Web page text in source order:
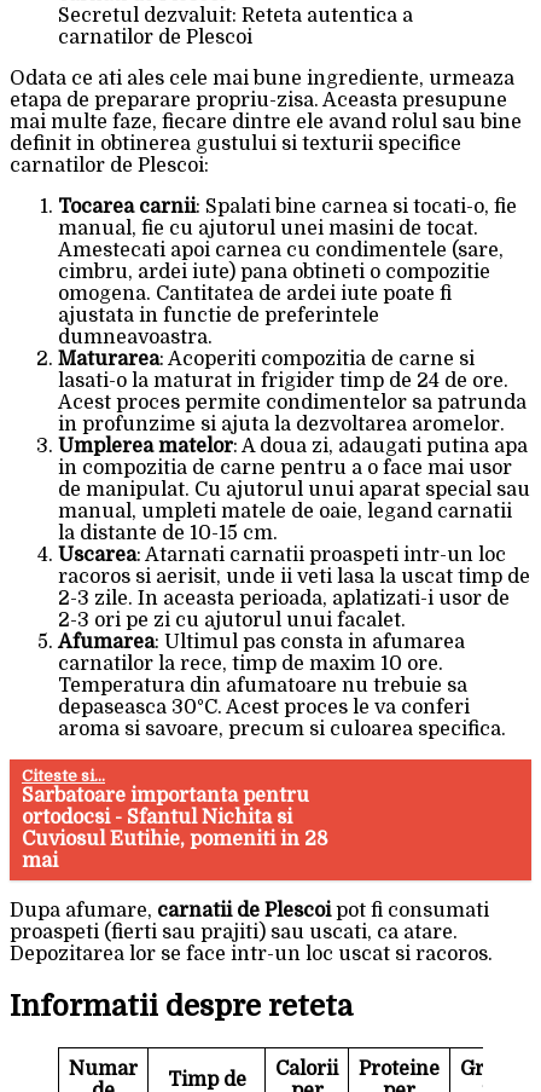
Secretul dezvaluit: Reteta autentica a
carnatilor de Plescoi
Odata ce ati ales cele mai bune ingrediente, urmeaza
etapa de preparare propriu-zisa. Aceasta presupune
mai multe faze, fiecare dintre ele avand rolul sau bine
definit in obtinerea gustului si texturii specifice
carnatilor de Plescoi:
Tocarea carnii: Spalati bine carnea si tocati-o, fie
manual, fie cu ajutorul unei masini de tocat.
Amestecati apoi carnea cu condimentele (sare,
cimbru, ardei iute) pana obtineti o compozitie
omogena. Cantitatea de ardei iute poate fi
ajustata in functie de preferintele
dumneavoastra.
Maturarea: Acoperiti compozitia de carne si
lasati-o la maturat in frigider timp de 24 de ore.
Acest proces permite condimentelor sa patrunda
in profunzime si ajuta la dezvoltarea aromelor.
Umplerea matelor: A doua zi, adaugati putina apa
in compozitia de carne pentru a o face mai usor
de manipulat. Cu ajutorul unui aparat special sau
manual, umpleti matele de oaie, legand carnatii
la distante de 10-15 cm.
Uscarea: Atarnati carnatii proaspeti intr-un loc
racoros si aerisit, unde ii veti lasa la uscat timp de
2-3 zile. In aceasta perioada, aplatizati-i usor de
2-3 ori pe zi cu ajutorul unui facalet.
Afumarea: Ultimul pas consta in afumarea
carnatilor la rece, timp de maxim 10 ore.
Temperatura din afumatoare nu trebuie sa
depaseasca 30°C. Acest proces le va conferi
aroma si savoare, precum si culoarea specifica.
Citeste si...
Sarbatoare importanta pentru
ortodocsi - Sfantul Nichita si
Cuviosul Eutihie, pomeniti in 28
mai
Dupa afumare, carnatii de Plescoipot fi consumati
proaspeti (fierti sau prajiti) sau uscati, ca atare.
Depozitarea lor se face intr-un loc uscat si racoros.
Informatii despre reteta
Numar
Timp de
Calorii
Proteine
Grasimi